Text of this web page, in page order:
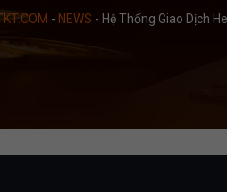
- NEWS - Hệ Thống Giao Dịch